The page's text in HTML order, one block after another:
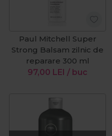
Paul Mitchell Super
Strong Balsam zilnic de
reparare 300 ml
97,00 LEI / buc